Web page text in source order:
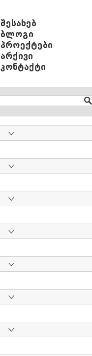
შესახებ
ბლოგი
პროექტები
არქივი
კონტაქტი